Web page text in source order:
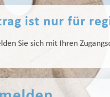
ist nur für
Sie sich mit Ihren